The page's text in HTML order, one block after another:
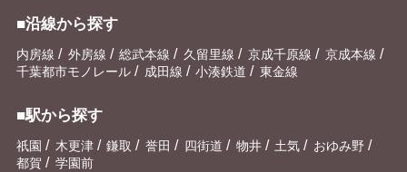
■沿線から探す
内房線 / 外房線 / 総武本線 / 久留里線 / 京成千原線 / 京成本線 /
千葉都市モノレール / 成田線 / 小湊鉄道 / 東金線
■駅から探す
祇園 / 木更津 / 鎌取 / 誉田 / 四街道 / 物井 / 土気 / おゆみ野 /
都賀 / 学園前